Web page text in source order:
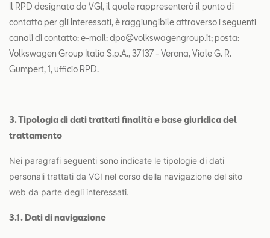
Il RPD designato da VGI, il quale rappresenterà il punto di
contatto per gli Interessati, è raggiungibile attraverso i seguenti
canali di contatto: e-mail: dpo@volkswagengroup.it; posta:
Volkswagen Group Italia S.p.A., 37137 - Verona, Viale G. R.
Gumpert, 1, ufficio RPD.
3. Tipologia di dati trattati finalità e base giuridica del
trattamento
Nei paragrafi seguenti sono indicate le tipologie di dati
personali trattati da VGI nel corso della navigazione del sito
web da parte degli interessati.
3.1. Dati di navigazione